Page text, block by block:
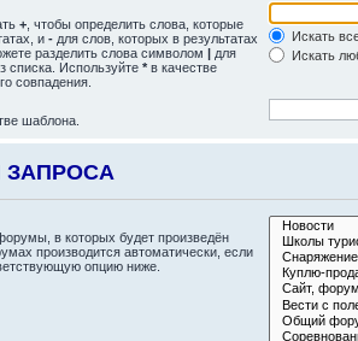
+ , чтобы определить слова, которые
и - для слов, которых в результатах
разделить слова символом | для
списка. Используйте * в качестве
совпадения.
Искать
Искать
шаблона.
ЗАПРОСА
в которых будет произведён
производится автоматически, если
опцию ниже.